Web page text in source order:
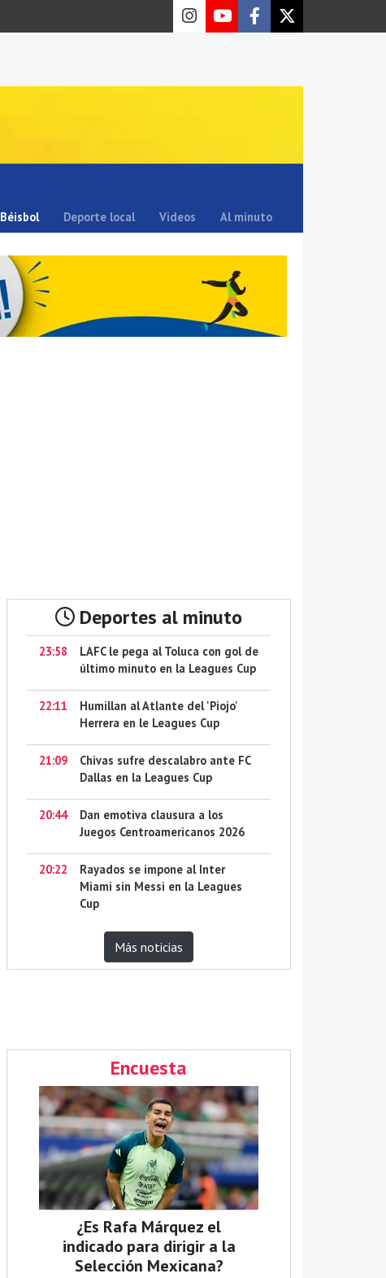
Béisbol Deporte local Videos Al minuto
Deportes al minuto
23:58
LAFC le pega al Toluca con gol de
último minuto en la Leagues Cup
22:11
Humillan al Atlante del 'Piojo'
Herrera en le Leagues Cup
21:09
Chivas sufre descalabro ante FC
Dallas en la Leagues Cup
20:44
Dan emotiva clausura a los
Juegos Centroamericanos 2026
20:22
Rayados se impone al Inter
Miami sin Messi en la Leagues
Cup
Más noticias
Encuesta
¿Es Rafa Márquez el
indicado para dirigir a la
Selección Mexicana?